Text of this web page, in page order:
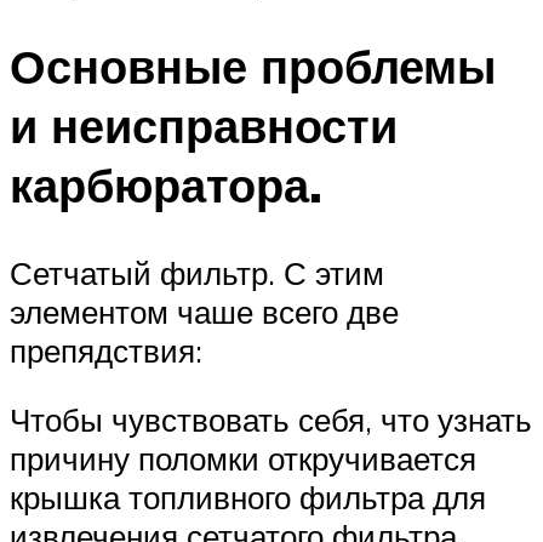
Основные проблемы
и неисправности
карбюратора.
Сетчатый фильтр. С этим
элементом чаше всего две
препядствия:
Чтобы чувствовать себя, что узнать
причину поломки откручивается
крышка топливного фильтра для